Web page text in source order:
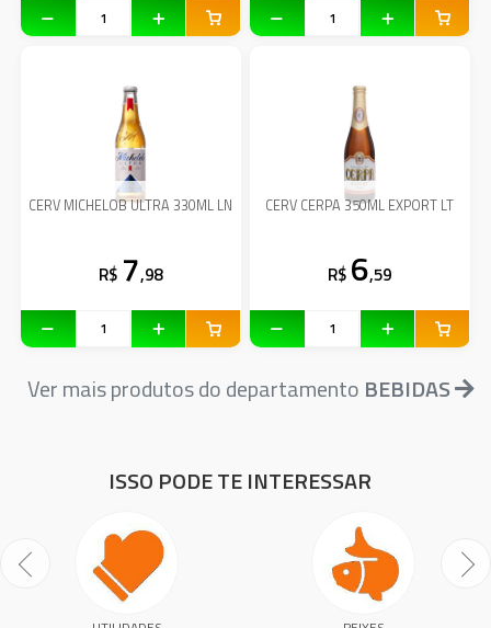
CERV MICHELOB ULTRA 330ML LN
R$ 7,98
CERV CERPA 350ML EXPORT LT
R$ 6,59
Ver mais produtos do departamento BEBIDAS
ISSO PODE TE INTERESSAR